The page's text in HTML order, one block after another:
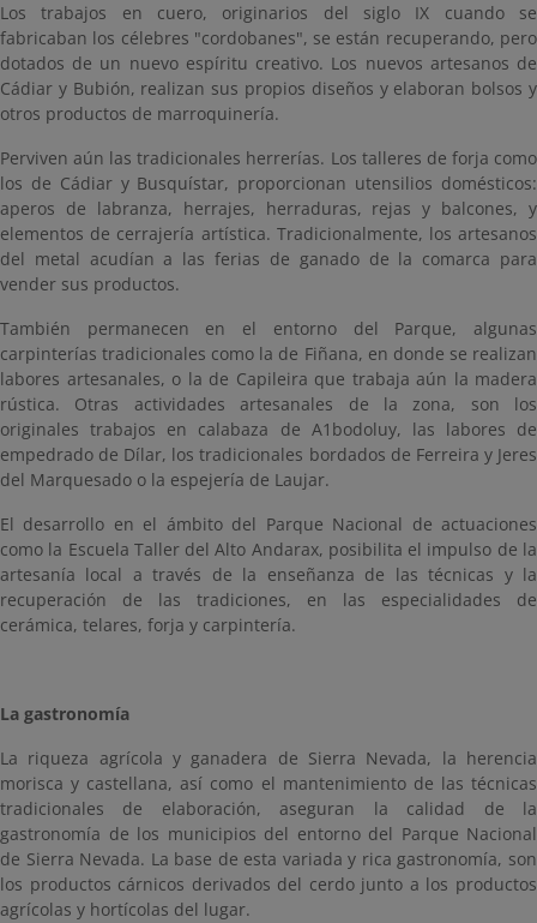
Los trabajos en cuero, originarios del siglo IX cuando se
fabricaban los célebres "cordobanes", se están recuperando, pero
dotados de un nuevo espíritu creativo. Los nuevos artesanos de
Cádiar y Bubión, realizan sus propios diseños y elaboran bolsos y
otros productos de marroquinería.
Perviven aún las tradicionales herrerías. Los talleres de forja como
los de Cádiar y Busquístar, proporcionan utensilios domésticos:
aperos de labranza, herrajes, herraduras, rejas y balcones, y
elementos de cerrajería artística. Tradicionalmente, los artesanos
del metal acudían a las ferias de ganado de la comarca para
vender sus productos.
También permanecen en el entorno del Parque, algunas
carpinterías tradicionales como la de Fiñana, en donde se realizan
labores artesanales, o la de Capileira que trabaja aún la madera
rústica. Otras actividades artesanales de la zona, son los
originales trabajos en calabaza de A1bodoluy, las labores de
empedrado de Dílar, los tradicionales bordados de Ferreira y Jeres
del Marquesado o la espejería de Laujar.
El desarrollo en el ámbito del Parque Nacional de actuaciones
como la Escuela Taller del Alto Andarax, posibilita el impulso de la
artesanía local a través de la enseñanza de las técnicas y la
recuperación de las tradiciones, en las especialidades de
cerámica, telares, forja y carpintería.
La gastronomía
La riqueza agrícola y ganadera de Sierra Nevada, la herencia
morisca y castellana, así como el mantenimiento de las técnicas
tradicionales de elaboración, aseguran la calidad de la
gastronomía de los municipios del entorno del Parque Nacional
de Sierra Nevada. La base de esta variada y rica gastronomía, son
los productos cárnicos derivados del cerdo junto a los productos
agrícolas y hortícolas del lugar.